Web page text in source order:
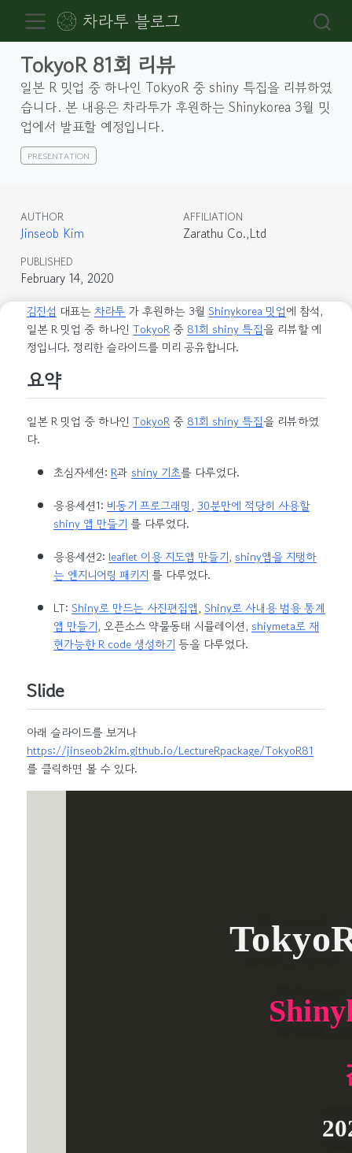
차라투 블로그
TokyoR 81회 리뷰
일본 R 밋업 중 하나인 TokyoR 중 shiny 특집을 리뷰하였
습니다. 본 내용은 차라투가 후원하는 Shinykorea 3월 밋
업에서 발표할 예정입니다.
PRESENTATION
AUTHOR AFFILIATION
Jinseob Kim Zarathu Co.,Ltd
PUBLISHED
February 14, 2020
김진섭 대표는 차라투 가 후원하는 3월 Shinykorea 밋업에 참석,
일본 R 밋업 중 하나인 TokyoR 중 81회 shiny 특집을 리뷰할 예
정입니다. 정리한 슬라이드를 미리 공유합니다.
요약
일본 R 밋업 중 하나인 TokyoR 중 81회 shiny 특집을 리뷰하였
다.
초심자세션: R과 shiny 기초를 다루었다.
응용세션1: 비동기 프로그래밍, 30분만에 적당히 사용할
shiny 앱 만들기 를 다루었다.
응용세션2: leaflet 이용 지도앱 만들기, shiny앱을 지탱하
는 엔지니어링 패키지 를 다루었다.
LT: Shiny로 만드는 사진편집앱, Shiny로 사내용 범용 통계
앱 만들기, 오픈소스 약물동태 시뮬레이션, shiymeta로 재
현가능한 R code 생성하기 등을 다루었다.
Slide
아래 슬라이드를 보거나
https://jinseob2kim.github.io/LectureRpackage/TokyoR81
를 클릭하면 볼 수 있다.